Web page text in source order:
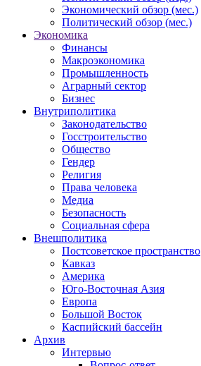
Экономический обзор (мес.)
Политический обзор (мес.)
Экономика
Финансы
Макроэкономика
Промышленность
Аграрный сектор
Бизнес
Внутриполитика
Законодательство
Госстроительство
Общество
Гендер
Религия
Права человека
Медиа
Безопасность
Социальная сфера
Внешполитика
Постсоветское пространство
Кавказ
Америка
Юго-Восточная Азия
Европа
Большой Восток
Каспийский бассейн
Архив
Интервью